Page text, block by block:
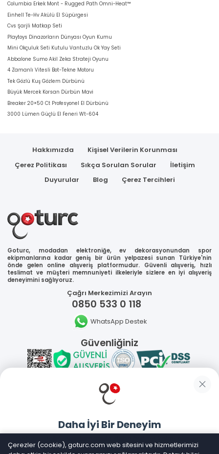
Columbia Erkek Mont - Rugged Path Omni-Heat™
Einhell Te-Hv Akülü El Süpürgesi
Cvs Şarjli Matkap Seti
Playtoys Dinazorların Dünyası Oyun Kumu
Mini Okçuluk Seti Kutulu Vantuzlu Ok Yay Seti
Abbalone Sumo Akil Zeka Strateji Oyunu
4 Zamanlı Vitesli Bot-Tekne Motoru
Tek Gözlü Kuş Gözlem Dürbünü
Büyük Mercek Korsan Dürbün Mavi
Breaker 20×50 Ct Profesyonel El Dürbünü
3000 Lümen Güçlü El Feneri Wt-604
Hakkımızda
Kişisel Verilerin Korunması
Çerez Politikası
Sıkça Sorulan Sorular
İletişim
Duyurular
Blog Çerez Tercihleri
Goturc, modadan elektroniğe, ev dekorasyonundan spor
ekipmanlarına kadar geniş bir ürün yelpazesi sunan Türkiye'nin
önde gelen online alışveriş platformudur. Güvenli alışveriş, hızlı
teslimat ve müşteri memnuniyeti ilkeleriyle sizlere en iyi alışveriş
deneyimini sağlıyoruz.
Çağrı Merkezimizi Arayın
0850 533 0 118
WhatsApp Destek
Güvenliğiniz
Sosyal Medya
Mobil Uygulamalarımız
Daha İyi Bir Deneyim
Goturc mobil uygulamasıyla daha hızlı ve kolay alışveriş
yapın
Çerezler (cookie), goturc.com web sitesini ve hizmetlerimizi